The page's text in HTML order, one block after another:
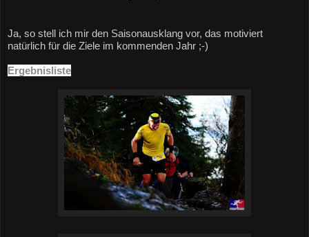
Ja, so stell ich mir den Saisonausklang vor, das motiviert
natürlich für die Ziele im kommenden Jahr ;-)
Ergebnisliste